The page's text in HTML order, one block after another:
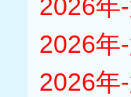
2026年
2026年
2026年